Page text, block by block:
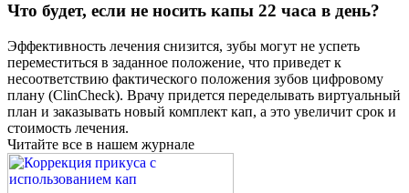
Что будет, если не носить капы 22 часа в день?
Эффективность лечения снизится, зубы могут не успеть
переместиться в заданное положение, что приведет к
несоответствию фактического положения зубов цифровому
плану (ClinCheck). Врачу придется переделывать виртуальный
план и заказывать новый комплект кап, а это увеличит срок и
стоимость лечения.
Читайте все в нашем журнале